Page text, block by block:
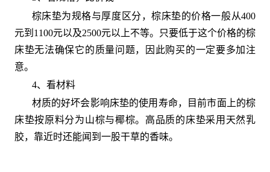
棕床垫为规格与厚度区分，棕床垫的价格一般从400
元到1100元以及2500元以上不等。只要低于这个价格的棕
床垫无法确保它的质量问题，因此购买的一定要多加注
意。
4、看材料
材质的好坏会影响床垫的使用寿命，目前市面上的棕
床垫按原料分为山棕与椰棕。高品质的床垫采用天然乳
胶，靠近时还能闻到一股干草的香味。